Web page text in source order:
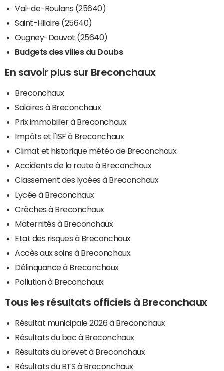
Val-de-Roulans (25640)
Saint-Hilaire (25640)
Ougney-Douvot (25640)
Budgets des villes du Doubs
En savoir plus sur Breconchaux
Breconchaux
Salaires à Breconchaux
Prix immobilier à Breconchaux
Impôts et l'ISF à Breconchaux
Climat et historique météo de Breconchaux
Accidents de la route à Breconchaux
Classement des lycées à Breconchaux
Lycée à Breconchaux
Crèches à Breconchaux
Maternités à Breconchaux
Etat des risques à Breconchaux
Accès aux soins à Breconchaux
Délinquance à Breconchaux
Pollution à Breconchaux
Tous les résultats officiels à Breconchaux
Résultat municipale 2026 à Breconchaux
Résultats du bac à Breconchaux
Résultats du brevet à Breconchaux
Résultats du BTS à Breconchaux